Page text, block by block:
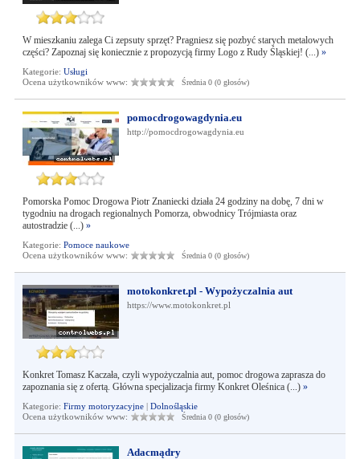
W mieszkaniu zalega Ci zepsuty sprzęt? Pragniesz się pozbyć starych metalowych
części? Zapoznaj się koniecznie z propozycją firmy Logo z Rudy Śląskiej! (...) »
Kategorie: Usługi
Ocena użytkowników www:
Średnia 0 (0 głosów)
pomocdrogowagdynia.eu
http://pomocdrogowagdynia.eu
Pomorska Pomoc Drogowa Piotr Znaniecki działa 24 godziny na dobę, 7 dni w
tygodniu na drogach regionalnych Pomorza, obwodnicy Trójmiasta oraz
autostradzie (...) »
Kategorie: Pomoce naukowe
Ocena użytkowników www:
Średnia 0 (0 głosów)
motokonkret.pl - Wypożyczalnia aut
https://www.motokonkret.pl
Konkret Tomasz Kaczała, czyli wypożyczalnia aut, pomoc drogowa zaprasza do
zapoznania się z ofertą. Główna specjalizacja firmy Konkret Oleśnica (...) »
Kategorie: Firmy motoryzacyjne| Dolnośląskie
Ocena użytkowników www:
Średnia 0 (0 głosów)
Adacmądry